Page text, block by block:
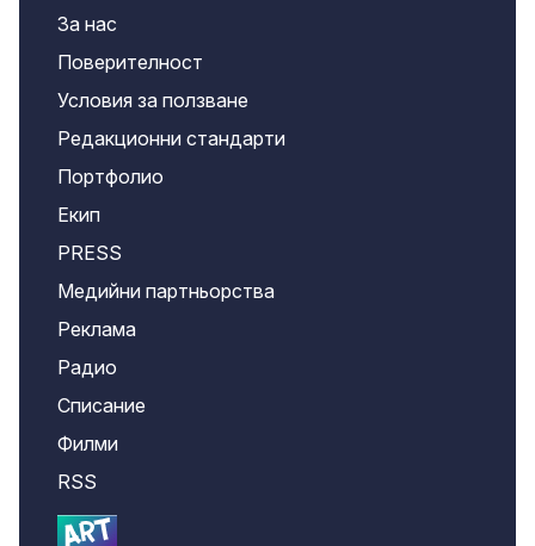
За нас
Поверителност
Условия за ползване
Редакционни стандарти
Портфолио
Екип
PRESS
Медийни партньорства
Реклама
Радио
Списание
Филми
RSS